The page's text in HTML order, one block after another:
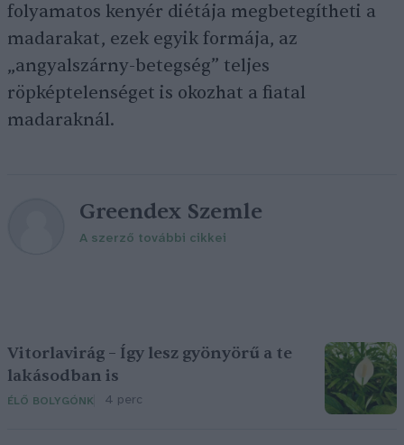
folyamatos kenyér diétája megbetegítheti a
madarakat, ezek egyik formája, az
„angyalszárny-betegség” teljes
röpképtelenséget is okozhat a fiatal
madaraknál.
Greendex Szemle
A szerző további cikkei
Vitorlavirág – Így lesz gyönyörű a te
lakásodban is
ÉLŐ BOLYGÓNK 4 perc